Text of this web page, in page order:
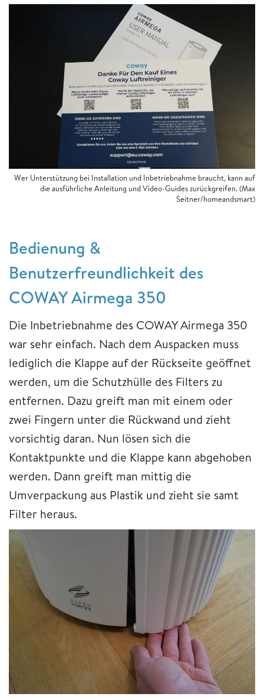
Wer Unterstützung bei Installation und Inbetriebnahme braucht, kann auf
die ausführliche Anleitung und Video-Guides zurückgreifen. (Max
Seitner/homeandsmart)
Bedienung &
Benutzerfreundlichkeit des
COWAY Airmega 350
Die Inbetriebnahme des COWAY Airmega 350
war sehr einfach. Nach dem Auspacken muss
lediglich die Klappe auf der Rückseite geöffnet
werden, um die Schutzhülle des Filters zu
entfernen. Dazu greift man mit einem oder
zwei Fingern unter die Rückwand und zieht
vorsichtig daran. Nun lösen sich die
Kontaktpunkte und die Klappe kann abgehoben
werden. Dann greift man mittig die
Umverpackung aus Plastik und zieht sie samt
Filter heraus.